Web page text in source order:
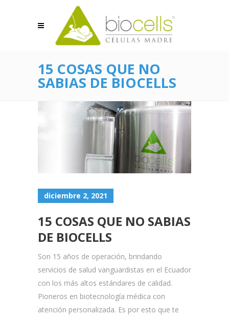
15 COSAS QUE NO
SABIAS DE BIOCELLS
diciembre 2, 2021
15 COSAS QUE NO SABIAS
DE BIOCELLS
Son 15 años de operación, brindando
servicios de salud vanguardistas en el Ecuador
con los más altos estándares de calidad.
Pioneros en biotecnología médica con
atención personalizada. Es por esto que te